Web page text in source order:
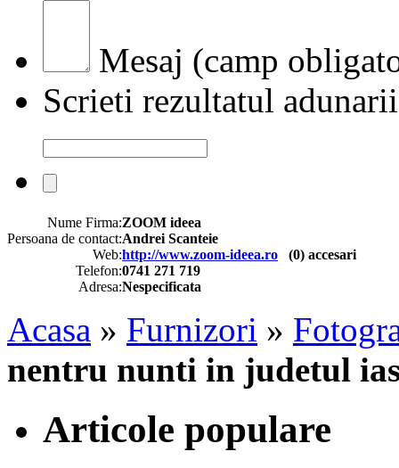
Mesaj (camp
Scrieti rezultatul adunarii
Nume Firma:ZOOM ideea
Persoana de contact:Andrei Scanteie
Web:http://www.zoom-ideea.ro (0) accesari
Telefon:0741 271 719
Adresa:Nespecificata
Acasa » Furnizori »
nentru nunti in judetul
Articole populare